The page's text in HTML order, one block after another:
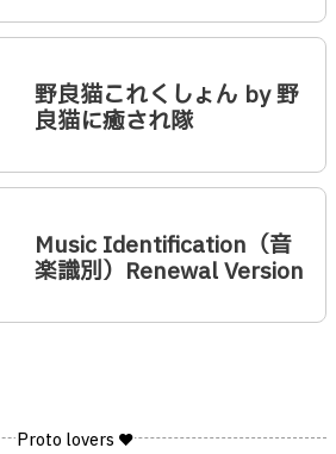
野良猫これくしょん by 野
良猫に癒され隊
Music Identification（音
楽識別）Renewal Version
Proto lovers ♥